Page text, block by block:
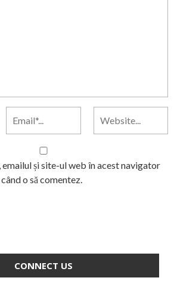
emailul și site-ul web în acest navigator
o să comentez.
CONNECT US